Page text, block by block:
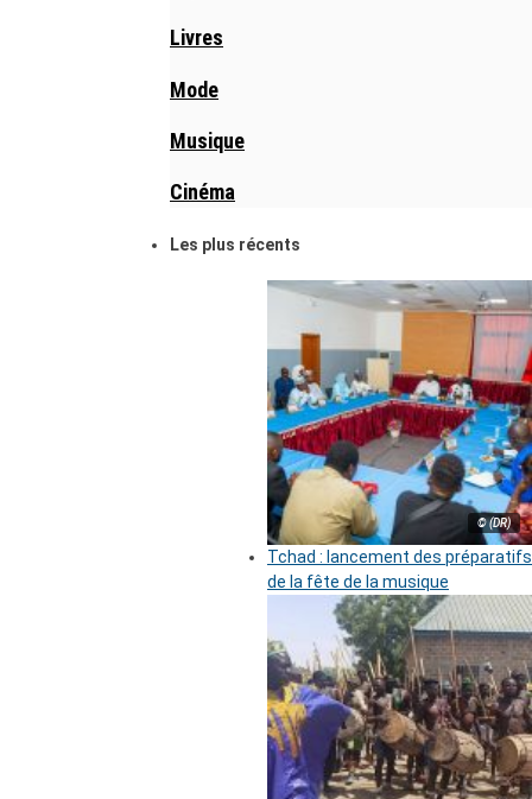
Livres
Mode
Musique
Cinéma
Les plus récents
© (DR)
Tchad : lancement des préparatifs
de la fête de la musique